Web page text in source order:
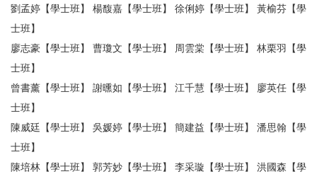
劉孟婷【學士班】 楊馥嘉【學士班】 徐俐婷【學士班】 黃榆芬【學
士班】
廖志豪【學士班】 曹瓊文【學士班】 周雲棠【學士班】 林栗羽【學
士班】
曾書薰【學士班】 謝曛如【學士班】 江千慧【學士班】 廖英任【學
士班】
陳威廷【學士班】 吳媛婷【學士班】 簡建益【學士班】 潘思翰【學
士班】
陳培林【學士班】 郭芳妙【學士班】 李采璇【學士班】 洪國森【學